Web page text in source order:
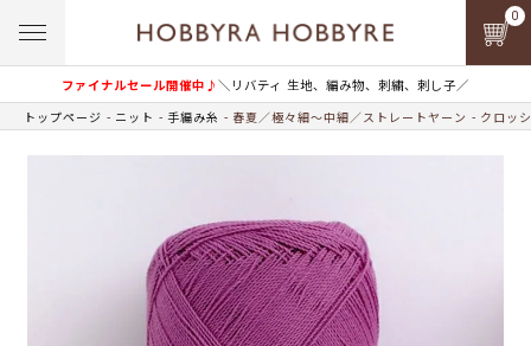
ファイナルセール開催中♪＼リバティ 生地、編み物、刺繍、刺し子／
0
トップページ ニット 手編み糸 春夏／極々細～中細／ストレートヤーン クロッ